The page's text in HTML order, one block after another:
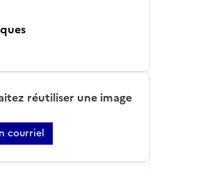
réutiliser une image
courriel